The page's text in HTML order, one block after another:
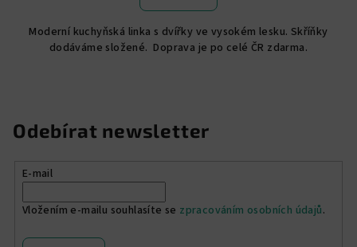
Moderní kuchyňská linka s dvířky ve vysokém lesku. Skříňky
dodáváme složené. Doprava je po celé ČR zdarma.
Odebírat newsletter
E-mail
Vložením e-mailu souhlasíte se zpracováním osobních údajů.